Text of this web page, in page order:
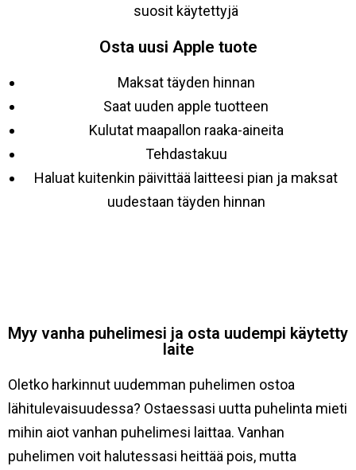
suosit käytettyjä
Osta uusi Apple tuote
Maksat täyden hinnan
Saat uuden apple tuotteen
Kulutat maapallon raaka-aineita
Tehdastakuu
Haluat kuitenkin päivittää laitteesi pian ja maksat
uudestaan täyden hinnan
Myy vanha puhelimesi ja osta uudempi käytetty
laite
Oletko harkinnut uudemman puhelimen ostoa
lähitulevaisuudessa? Ostaessasi uutta puhelinta mieti
mihin aiot vanhan puhelimesi laittaa. Vanhan
puhelimen voit halutessasi heittää pois, mutta